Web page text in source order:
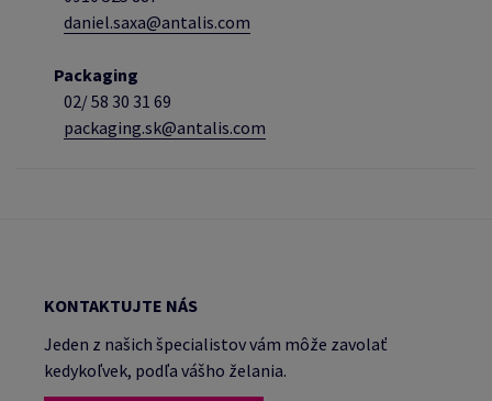
daniel.saxa@antalis.com
Packaging
02/58 30 31 69
packaging.sk@antalis.com
KONTAKTUJTE NÁS
Jeden z našich špecialistov vám môže zavolať
kedykoľvek, podľa vášho želania.